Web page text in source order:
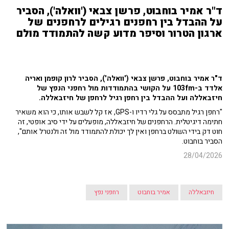
ד"ר אמיר בוחבוט, פרשן צבאי ('וואלה'), הסביר
על ההבדל בין רחפנים רגילים לרחפנים של
ארגון הטרור וסיפר מדוע קשה להתמודד מולם
ד"ר אמיר בוחבוט, פרשן צבאי ('וואלה'), הסביר לרון קופמן ואריה
אלדד ב-103fm על הקושי בהתמודדות מול רחפני הנפץ של
חיזבאללה ועל ההבדל בין רחפן רגיל לרחפן של חיזבאללה.
"רחפן רגיל מתבסס על גלי רדיו ו-GPS, אז קל לשבש אותו, כי הוא משאיר
חתימה דיגיטלית. הרחפנים של חיזבאללה, מופעלים על ידי סיב אופטי, זה
חוט דק בידי השולט ברחפן ואין לך יכולת להתמודד מול זה ולנטרל אותם",
הסביר בוחבוט.
28/04/2026
חיזבאללה אמיר בוחבוט רחפני נפץ